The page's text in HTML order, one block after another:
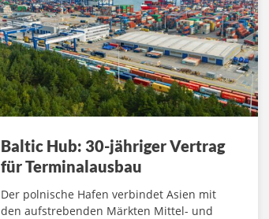
Baltic Hub: 30-jähriger Vertrag
für Terminalausbau
Der polnische Hafen verbindet Asien mit
den aufstrebenden Märkten Mittel- und